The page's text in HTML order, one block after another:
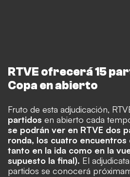
RTVE ofrecerá 15
Copa en abierto
Fruto de esta adjudicación,
partidos en abierto cada
se podrán ver en RTVE dos
ronda, los cuatro encuentros
tanto en la ida como en la
supuesto la final). El
partidos se conocerá